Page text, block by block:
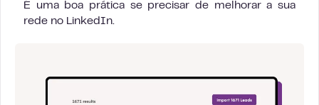
É uma boa prática se precisar de melhorar a sua
rede no LinkedIn.